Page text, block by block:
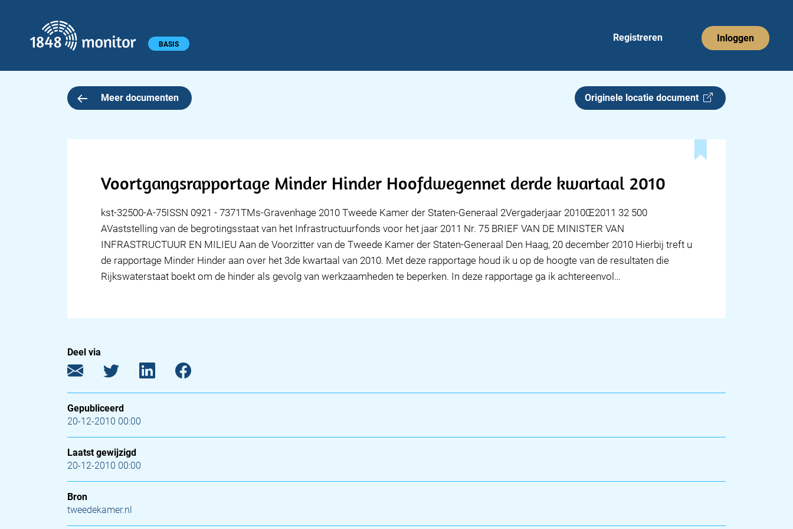
Hoofdmenu BASIS
Registreren Inloggen
Meer documenten Originele locatie document
Voortgangsrapportage Minder Hinder Hoofdwegennet derde kwartaal 2010
kst-32500-A-75ISSN 0921 - 7371TMs-Gravenhage 2010 Tweede Kamer der Staten-Generaal 2Vergaderjaar 2010Œ2011 32 500
AVaststelling van de begrotingsstaat van het Infrastructuurfonds voor het jaar 2011 Nr. 75 BRIEF VAN DE MINISTER VAN
INFRASTRUCTUUR EN MILIEU Aan de Voorzitter van de Tweede Kamer der Staten-Generaal Den Haag, 20 december 2010 Hierbij treft u
de rapportage Minder Hinder aan over het 3de kwartaal van 2010. Met deze rapportage houd ik u op de hoogte van de resultaten die
Rijkswaterstaat boekt om de hinder als gevolg van werkzaamheden te beperken. In deze rapportage ga ik achtereenvol…
Deel via
Gepubliceerd
20-12-2010 00:00
Laatst gewijzigd
20-12-2010 00:00
Bron
tweedekamer.nl